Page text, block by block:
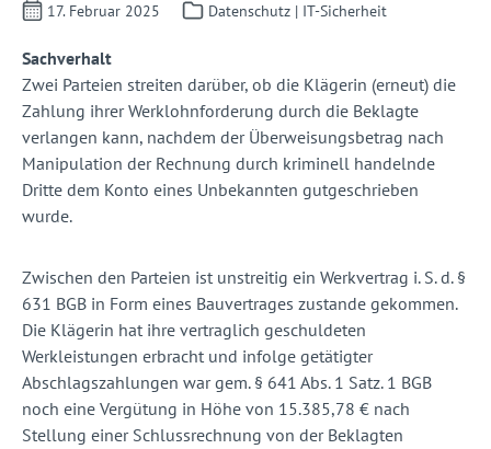
17. Februar 2025 Datenschutz | IT-Sicherheit
Sachverhalt
Zwei Parteien streiten darüber, ob die Klägerin (erneut) die
Zahlung ihrer Werklohnforderung durch die Beklagte
verlangen kann, nachdem der Überweisungsbetrag nach
Manipulation der Rechnung durch kriminell handelnde
Dritte dem Konto eines Unbekannten gutgeschrieben
wurde.
Zwischen den Parteien ist unstreitig ein Werkvertrag i. S. d. §
631 BGB in Form eines Bauvertrages zustande gekommen.
Die Klägerin hat ihre vertraglich geschuldeten
Werkleistungen erbracht und infolge getätigter
Abschlagszahlungen war gem. § 641 Abs. 1 Satz. 1 BGB
noch eine Vergütung in Höhe von 15.385,78 € nach
Stellung einer Schlussrechnung von der Beklagten